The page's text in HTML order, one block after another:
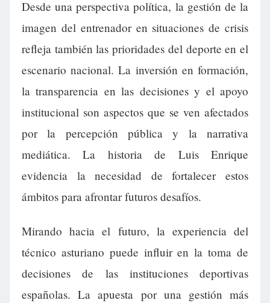
Desde una perspectiva política, la gestión de la
imagen del entrenador en situaciones de crisis
refleja también las prioridades del deporte en el
escenario nacional. La inversión en formación,
la transparencia en las decisiones y el apoyo
institucional son aspectos que se ven afectados
por la percepción pública y la narrativa
mediática. La historia de Luis Enrique
evidencia la necesidad de fortalecer estos
ámbitos para afrontar futuros desafíos.
Mirando hacia el futuro, la experiencia del
técnico asturiano puede influir en la toma de
decisiones de las instituciones deportivas
españolas. La apuesta por una gestión más